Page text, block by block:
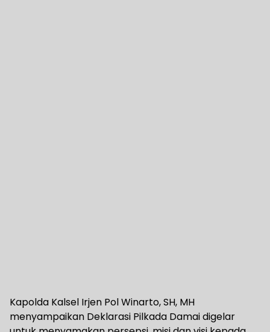
Kapolda Kalsel Irjen Pol Winarto, SH, MH
menyampaikan Deklarasi Pilkada Damai digelar